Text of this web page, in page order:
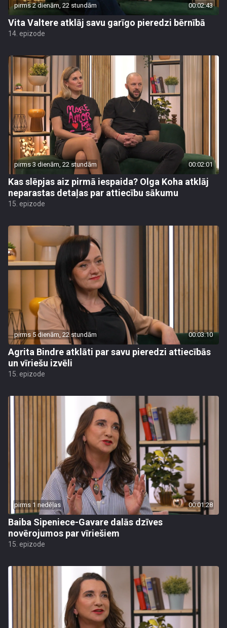
pirms 2 dienām, 22 stundām 00:02:43
Vita Valtere atklāj savu garīgo pieredzi bērnībā
14. epizode
pirms 3 dienām, 22 stundām 00:02:01
Kas slēpjas aiz pirmā iespaida? Olga Koha atklāj
neparastas detaļas par attiecību sākumu
15. epizode
pirms 5 dienām, 22 stundām 00:03:10
Agrita Bindre atklāti par savu pieredzi attiecībās
un vīriešu izvēli
15. epizode
pirms 1 nedēļas 00:01:28
Baiba Sipeniece-Gavare dalās dzīves
novērojumos par vīriešiem
15. epizode